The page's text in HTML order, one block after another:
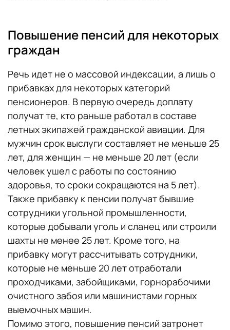
Повышение пенсий для некоторых
граждан
Речь идет не о массовой индексации, а лишь о
прибавках для некоторых категорий
пенсионеров. В первую очередь доплату
получат те, кто раньше работал в составе
летных экипажей гражданской авиации. Для
мужчин срок выслуги составляет не меньше 25
лет, для женщин — не меньше 20 лет (если
человек ушел с работы по состоянию
здоровья, то сроки сокращаются на 5 лет).
Также прибавку к пенсии получат бывшие
сотрудники угольной промышленности,
которые добывали уголь и сланец или строили
шахты не менее 25 лет. Кроме того, на
прибавку могут рассчитывать сотрудники,
которые не меньше 20 лет отработали
проходчиками, забойщиками, горнорабочими
очистного забоя или машинистами горных
выемочных машин.
Помимо этого, повышение пенсий затронет